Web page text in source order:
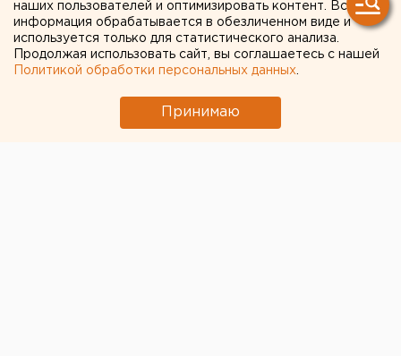
через Интернет
наших пользователей и оптимизировать контент. Вся
информация обрабатывается в обезличенном виде и
используется только для статистического анализа.
Продолжая использовать сайт, вы соглашаетесь с нашей
Политикой обработки персональных данных
Принимаю